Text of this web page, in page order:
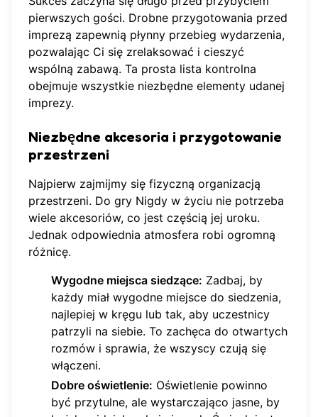
pierwszych gości. Drobne przygotowania przed
imprezą zapewnią płynny przebieg wydarzenia,
pozwalając Ci się zrelaksować i cieszyć
wspólną zabawą. Ta prosta lista kontrolna
obejmuje wszystkie niezbędne elementy udanej
imprezy.
Niezbędne akcesoria i przygotowanie
przestrzeni
Najpierw zajmijmy się fizyczną organizacją
przestrzeni. Do gry Nigdy w życiu nie potrzeba
wiele akcesoriów, co jest częścią jej uroku.
Jednak odpowiednia atmosfera robi ogromną
różnicę.
Wygodne miejsca siedzące: Zadbaj, by
każdy miał wygodne miejsce do siedzenia,
najlepiej w kręgu lub tak, aby uczestnicy
patrzyli na siebie. To zachęca do otwartych
rozmów i sprawia, że wszyscy czują się
włączeni.
Dobre oświetlenie: Oświetlenie powinno
być przytulne, ale wystarczająco jasne, by